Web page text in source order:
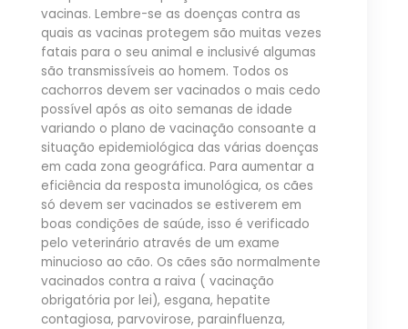
vacinas. Lembre-se as doenças contra as
quais as vacinas protegem são muitas vezes
fatais para o seu animal e inclusivé algumas
são transmissíveis ao homem. Todos os
cachorros devem ser vacinados o mais cedo
possível após as oito semanas de idade
variando o plano de vacinação consoante a
situação epidemiológica das várias doenças
em cada zona geográfica. Para aumentar a
eficiência da resposta imunológica, os cães
só devem ser vacinados se estiverem em
boas condições de saúde, isso é verificado
pelo veterinário através de um exame
minucioso ao cão. Os cães são normalmente
vacinados contra a raiva ( vacinação
obrigatória por lei), esgana, hepatite
contagiosa, parvovirose, parainfluenza,